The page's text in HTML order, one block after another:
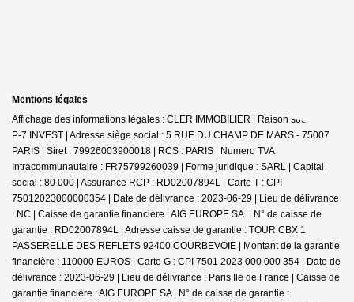
Mentions légales
Affichage des informations légales : CLER IMMOBILIER | Raison sociale : G-
P-7 INVEST | Adresse siège social : 5 RUE DU CHAMP DE MARS - 75007
PARIS | Siret : 79926003900018 | RCS : PARIS | Numero TVA
Intracommunautaire : FR75799260039 | Forme juridique : SARL | Capital
social : 80 000 | Assurance RCP : RD02007894L | Carte T : CPI
75012023000000354 | Date de délivrance : 2023-06-29 | Lieu de délivrance
: NC | Caisse de garantie financière : AIG EUROPE SA. | N° de caisse de
garantie : RD02007894L | Adresse caisse de garantie : TOUR CBX 1
PASSERELLE DES REFLETS 92400 COURBEVOIE | Montant de la garantie
financière : 110000 EUROS | Carte G : CPI 7501 2023 000 000 354 | Date de
délivrance : 2023-06-29 | Lieu de délivrance : Paris Ile de France | Caisse de
garantie financière : AIG EUROPE SA | N° de caisse de garantie :